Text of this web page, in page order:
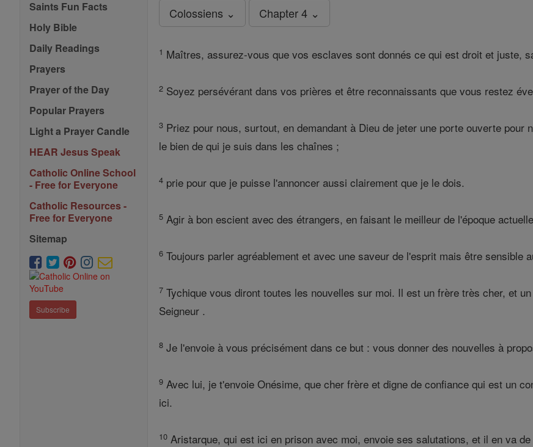
Saints Fun Facts
Holy Bible
Daily Readings
Prayers
Prayer of the Day
Popular Prayers
Light a Prayer Candle
HEAR Jesus Speak
Catholic Online School
- Free for Everyone
Catholic Resources -
Free for Everyone
Sitemap
Subscribe
Colossiens ⌄ Chapter 4 ⌄
1 Maîtres, assurez-vous que vos esclaves sont donnés ce qui est droit et juste,
2 Soyez persévérant dans vos prières et être reconnaissants que vous restez
3 Priez pour nous, surtout, en demandant à Dieu de jeter une porte ouverte
le bien de qui je suis dans les chaînes ;
4 prie pour que je puisse l'annoncer aussi clairement que je le dois.
5 Agir à bon escient avec des étrangers, en faisant le meilleur de l'époque
6 Toujours parler agréablement et avec une saveur de l'esprit mais être sensible
7 Tychique vous diront toutes les nouvelles sur moi. Il est un frère très cher, et
Seigneur .
8 Je l'envoie à vous précisément dans ce but : vous donner des nouvelles à
9 Avec lui, je t'envoie Onésime, que cher frère et digne de confiance qui est un
ici.
10 Aristarque, qui est ici en prison avec moi, envoie ses salutations, et il en va